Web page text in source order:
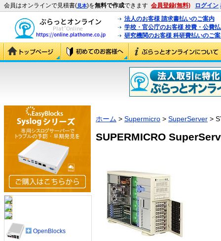
会員はオンラインで見積書(見本)を無料で作成できます 会員登録(無料) ログイン
法人のお客様 請求書払いのご案内
学校・官公庁のお客様 校費・公費
研究機関のお客様 科研費払いのご
ホーム > Supermicro > SuperServer >
SUPERMICRO
OpenBlocks